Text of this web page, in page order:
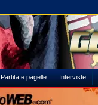
Partita e pagelle Interviste